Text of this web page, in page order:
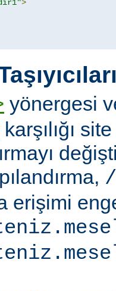
>
yönergesi
karşılığı
erişimi